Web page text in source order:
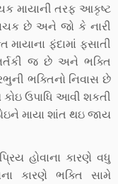
માયાની તરફ આકૃષ્‍ટ
છે અને જો કે નારી
ફંદામાં ફસાતી
નર્તકી જ છે અને ભક્તિ
ભક્તિનો નિવાસ છે
ઉપાધિ આવી શકતી
માયા શાંત થઇ જાય
હોવાના કારણે વધુ
કારણે ભક્તિ સામે